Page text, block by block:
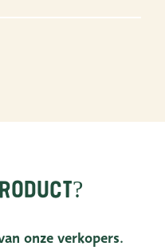
onze verkopers.